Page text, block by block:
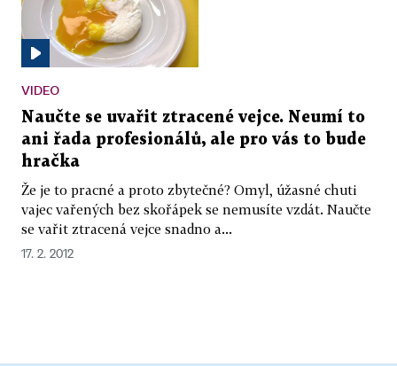
VIDEO
Naučte se uvařit ztracené vejce. Neumí to
ani řada profesionálů, ale pro vás to bude
hračka
Že je to pracné a proto zbytečné? Omyl, úžasné chuti
vajec vařených bez skořápek se nemusíte vzdát. Naučte
se vařit ztracená vejce snadno a...
17. 2. 2012